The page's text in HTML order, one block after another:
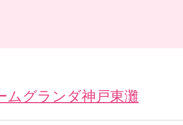
ムグランダ神戸東灘